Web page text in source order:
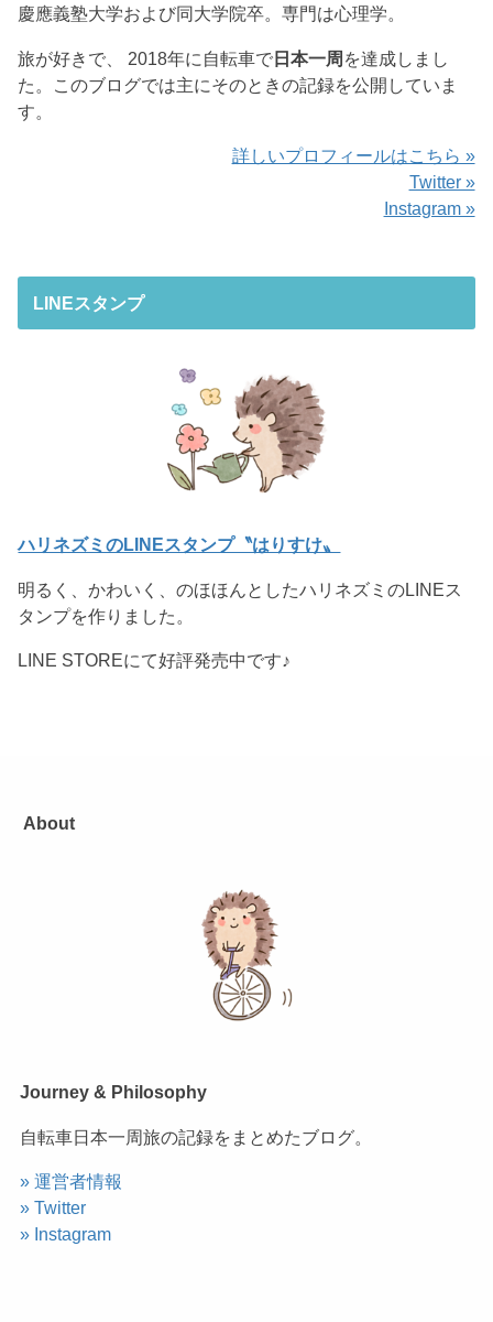
慶應義塾大学および同大学院卒。専門は心理学。
旅が好きで、 2018年に自転車で日本一周 を達成しまし
た。このブログでは主にそのときの記録を公開していま
す。
詳しいプロフィールはこちら »
Twitter »
Instagram »
LINEスタンプ
ハリネズミのLINEスタンプ〝はりすけ〟
明るく、かわいく、のほほんとしたハリネズミのLINEス
タンプを作りました。
LINE STOREにて好評発売中です♪
About
Journey & Philosophy
自転車日本一周旅の記録をまとめたブログ。
» 運営者情報
» Twitter
» Instagram